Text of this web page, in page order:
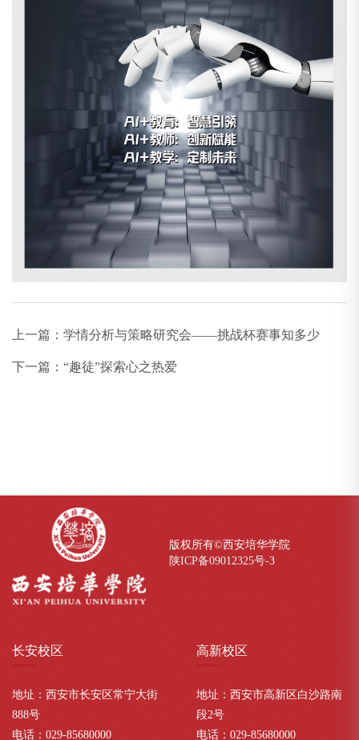
上一篇： 学情分析与策略研究会——挑战杯赛事知多少
下一篇： “趣徒”探索心之热爱
版权所有©西安培华学院
陕ICP备09012325号-3
长安校区
地址：西安市长安区常宁大街
888号
电话：029-85680000
高新校区
地址：西安市高新区白沙路南
段2号
电话：029-85680000